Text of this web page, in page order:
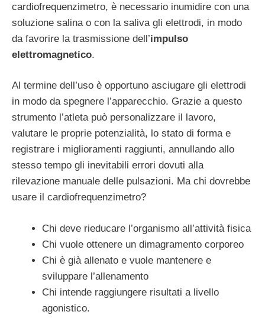
cardiofrequenzimetro, è necessario inumidire con una
soluzione salina o con la saliva gli elettrodi, in modo
da favorire la trasmissione dell’impulso
elettromagnetico.
Al termine dell’uso è opportuno asciugare gli elettrodi
in modo da spegnere l’apparecchio. Grazie a questo
strumento l’atleta può personalizzare il lavoro,
valutare le proprie potenzialità, lo stato di forma e
registrare i miglioramenti raggiunti, annullando allo
stesso tempo gli inevitabili errori dovuti alla
rilevazione manuale delle pulsazioni. Ma chi dovrebbe
usare il cardiofrequenzimetro?
Chi deve rieducare l’organismo all’attività fisica
Chi vuole ottenere un dimagramento corporeo
Chi è già allenato e vuole mantenere e
sviluppare l’allenamento
Chi intende raggiungere risultati a livello
agonistico.